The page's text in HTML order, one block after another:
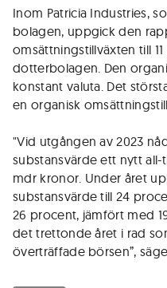
Inom Patricia Industries,
bolagen, uppgick den
omsättningstillväxten till
dotterbolagen. Den
konstant valuta. Det
en organisk
"Vid utgången av 2023
substansvärde ett nytt
mdr kronor. Under året
substansvärde till 24
26 procent, jämfört med
det trettonde året i rad
överträffade börsen”,